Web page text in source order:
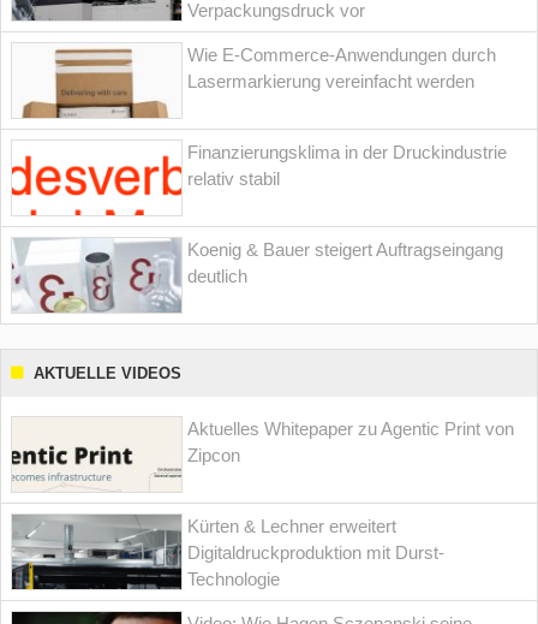
Verpackungsdruck vor
Wie E-Commerce-Anwendungen durch
Lasermarkierung vereinfacht werden
Finanzierungsklima in der Druckindustrie
relativ stabil
Koenig & Bauer steigert Auftragseingang
deutlich
AKTUELLE VIDEOS
Aktuelles Whitepaper zu Agentic Print von
Zipcon
Kürten & Lechner erweitert
Digitaldruckproduktion mit Durst-
Technologie